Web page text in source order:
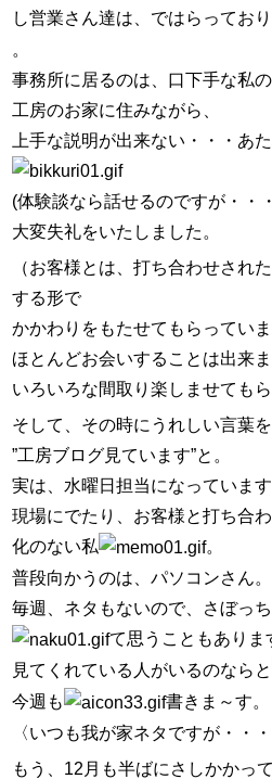
お問い合
し営業さん達は、ではらってお
。
事務所に居るのは、口下手な私
工房のお家に住みながら、
上手な説明が出来ない・・・あ
(体験談なら話せるのですが・・
大変失礼をいたしました。
（お客様とは、打ち合わせされ
する形で
かかわりをもたせてもらっていま
ほとんどお会いすることは出来ま
いろいろな間取り楽しませても
そして、その時にうれしい言葉
”工房ブログ見ています”と。
実は、水曜日担当になっていま
現場にでたり、お客様と打ち合
化のない私
。
普段向かうのは、パソコンさん。
毎週、ネタもないので、さぼっ
て思うこともありま
見てくれている人がいるのならと
今週も
書きま～す。
〈いつも我が家ネタですが・・・
もう、12月も半ばにさしかかっ